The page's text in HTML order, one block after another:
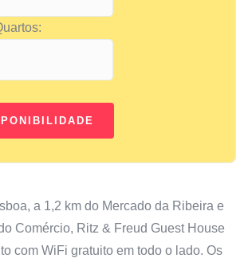
a 1,2 km do Mercado da Ribeira e
Comércio, Ritz & Freud Guest House
com WiFi gratuito em todo o lado. Os